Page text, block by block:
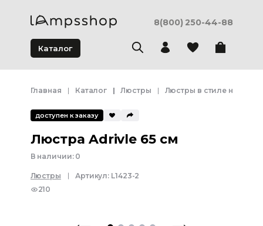
8(800) 250-44-88
Каталог
Главная Каталог Люстры Люстры в стиле
доступен к заказу
Люстра Adrivle 65 см
В наличии: 0
Люстры Артикул: L1423-2
210